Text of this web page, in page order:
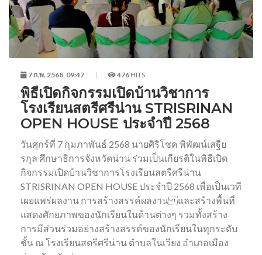
7 ก.พ. 2568, 09:47 476 HITS
พิธีเปิดกิจกรรมเปิดบ้านวิชาการ
โรงเรียนสตรีศรีน่าน STRISRINAN
OPEN HOUSE ประจำปี 2568
วันศุกร์ที่ 7 กุมภาพันธ์ 2568 นายศิริโชค พิพัฒน์เสฐีย
รกุล ศึกษาธิการจังหวัดน่าน ร่วมเป็นเกียรติในพิธีเปิด
กิจกรรมเปิดบ้านวิชาการโรงเรียนสตรีศรีน่าน
STRISRINAN OPEN HOUSE ประจำปี 2568 เพื่อเป็นเวที
เผยแพร่ผลงาน การสร้างสรรค์ผลงาน และสร้างพื้นที่
แสดงศักยภาพของนักเรียนในด้านต่างๆ รวมทั้งสร้าง
การมีส่วนร่วมอย่างสร้างสรรค์ของนักเรียนในทุกระดับ
ชั้น ณ โรงเรียนสตรีศรีน่าน ตำบลในเวียง อำเภอเมือง